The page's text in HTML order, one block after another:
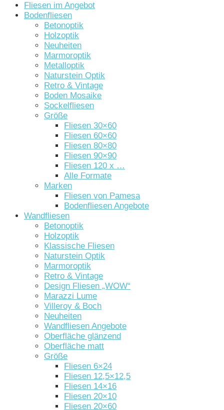
Fliesen im Angebot
Bodenfliesen
Betonoptik
Holzoptik
Neuheiten
Marmoroptik
Metalloptik
Naturstein Optik
Retro & Vintage
Boden Mosaike
Sockelfliesen
Größe
Fliesen 30×60
Fliesen 60×60
Fliesen 80×80
Fliesen 90×90
Fliesen 120 x …
Alle Formate
Marken
Fliesen von Pamesa
Bodenfliesen Angebote
Wandfliesen
Betonoptik
Holzoptik
Klassische Fliesen
Naturstein Optik
Marmoroptik
Retro & Vintage
Design Fliesen „WOW“
Marazzi Lume
Villeroy & Boch
Neuheiten
Wandfliesen Angebote
Oberfläche glänzend
Oberfläche matt
Größe
Fliesen 6×24
Fliesen 12,5×12,5
Fliesen 14×16
Fliesen 20×10
Fliesen 20×60